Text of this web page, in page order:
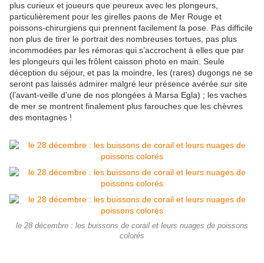
plus curieux et joueurs que peureux avec les plongeurs,
particulièrement pour les girelles paons de Mer Rouge et
poissons-chirurgiens qui prennent facilement la pose. Pas difficile
non plus de tirer le portrait des nombreuses tortues, pas plus
incommodées par les rémoras qui s’accrochent à elles que par
les plongeurs qui les frôlent caisson photo en main. Seule
déception du séjour, et pas la moindre, les (rares) dugongs ne se
seront pas laissés admirer malgré leur présence avérée sur site
(l’avant-veille d’une de nos plongées à Marsa Egla) ; les vaches
de mer se montrent finalement plus farouches que les chèvres
des montagnes !
le 28 décembre : les buissons de corail et leurs nuages de poissons
colorés